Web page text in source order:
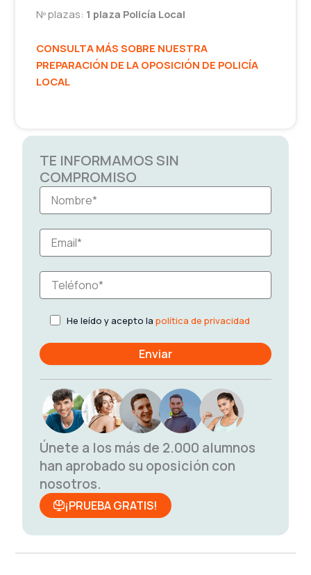
Nº plazas: 1 plaza Policía Local
CONSULTA MÁS SOBRE NUESTRA
PREPARACIÓN DE LA OPOSICIÓN DE POLICÍA
LOCAL
TE INFORMAMOS SIN
COMPROMISO
He leído y acepto la política de privacidad
Únete a los más de 2.000 alumnos
han aprobado su oposición con
nosotros.
¡PRUEBA GRATIS!